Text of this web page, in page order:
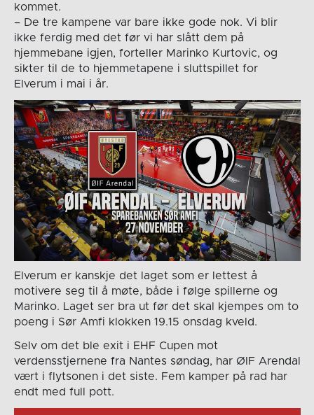
kommet.
– De tre kampene var bare ikke gode nok. Vi blir
ikke ferdig med det før vi har slått dem på
hjemmebane igjen, forteller Marinko Kurtovic, og
sikter til de to hjemmetapene i sluttspillet for
Elverum i mai i år.
Elverum er kanskje det laget som er lettest å
motivere seg til å møte, både i følge spillerne og
Marinko. Laget ser bra ut før det skal kjempes om to
poeng i Sør Amfi klokken 19.15 onsdag kveld.
Selv om det ble exit i EHF Cupen mot
verdensstjernene fra Nantes søndag, har ØIF Arendal
vært i flytsonen i det siste. Fem kamper på rad har
endt med full pott.